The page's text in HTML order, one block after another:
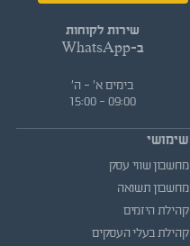
שירות לקוחות
ב-WhatsApp
בימים א' - ה'
09:00 - 15:00
שימושי
מחשבון שווי עסק
מחשבון תשואה
קהילת היזמים
קהילת בעלי העסקים